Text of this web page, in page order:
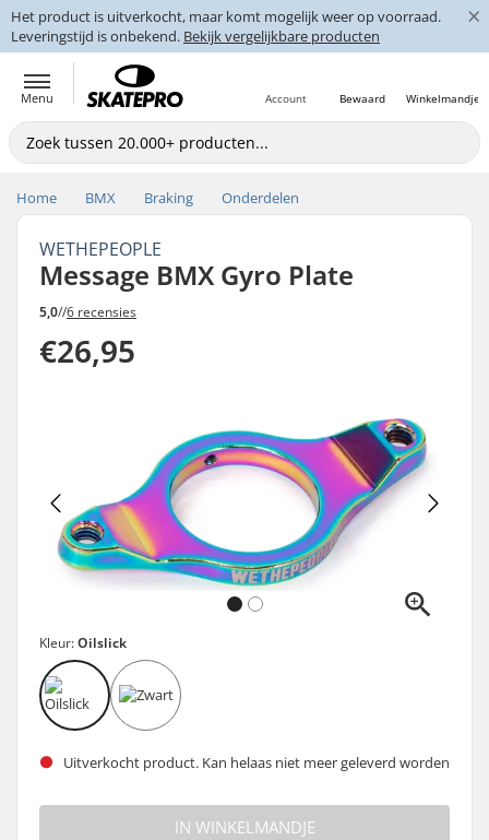
Het product is uitverkocht, maar komt mogelijk weer op voorraad.
Leveringstijd is onbekend. Bekijk vergelijkbare producten
×
Menu Winkelmandje
Bewaard
Account
Home BMX Braking Onderdelen
WETHEPEOPLE
Message BMX Gyro Plate
5,0//6 recensies
€26,95
Kleur:Oilslick
Uitverkocht product. Kan helaas niet meer geleverd worden
IN WINKELMANDJE